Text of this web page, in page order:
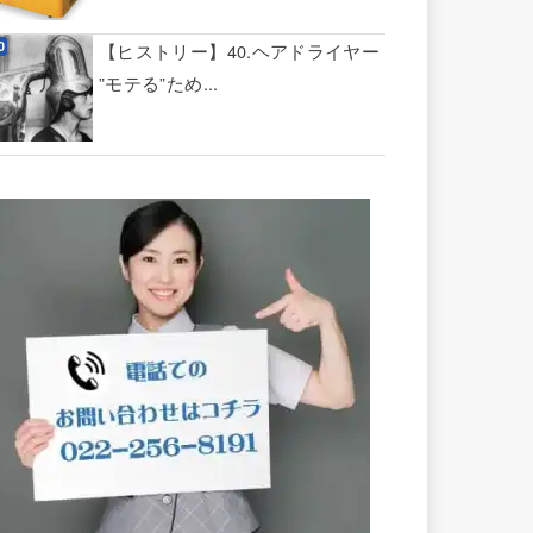
【ヒストリー】40.ヘアドライヤー
”モテる”ため...